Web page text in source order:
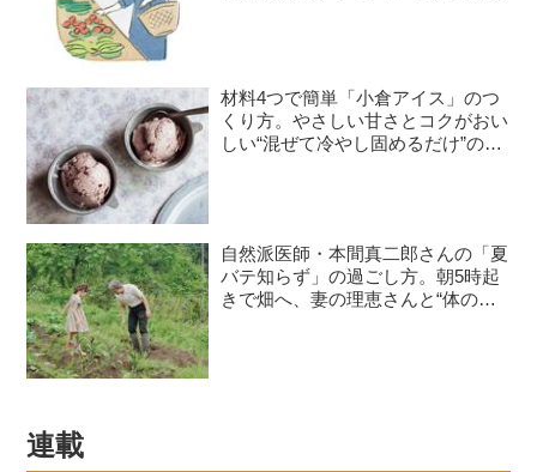
材料4つで簡単「小倉アイス」のつ
くり方。やさしい甘さとコクがおい
しい“混ぜて冷やし固めるだけ”のひ
自然派医師・本間真二郎さんの「夏
バテ知らず」の過ごし方。朝5時起
きで畑へ、妻の理恵さんと“体の
連載